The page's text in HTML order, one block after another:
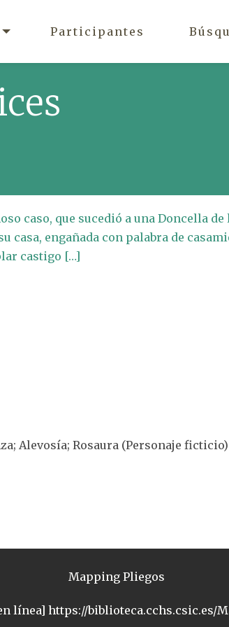
Participantes
caso, que sucedió a una Doncella de
casa, engañada con palabra de
castigo […]
Alevosía; Rosaura (Personaje ficticio)
Mapping Pliegos
línea] https://biblioteca.cchs.csic.es/